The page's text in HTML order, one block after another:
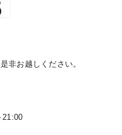
非お越しください。
21:00